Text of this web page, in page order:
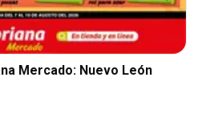
Mercado: Nuevo León